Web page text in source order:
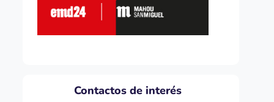
Contactos de interés